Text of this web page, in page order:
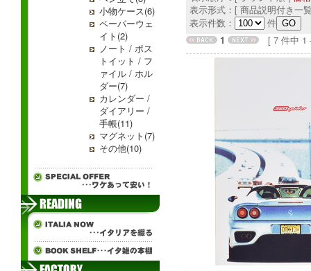
小物ケース(6)
ペーパーウェ
イト(2)
ノート / ポス
トイット / フ
ァイル / ホル
ダー(7)
カレンダー /
ダイアリー /
手帳(11)
マグネット(7)
その他(10)
表示形式：[ 商品説明付き一
表示件数：
件
1
[ 7 件中 1